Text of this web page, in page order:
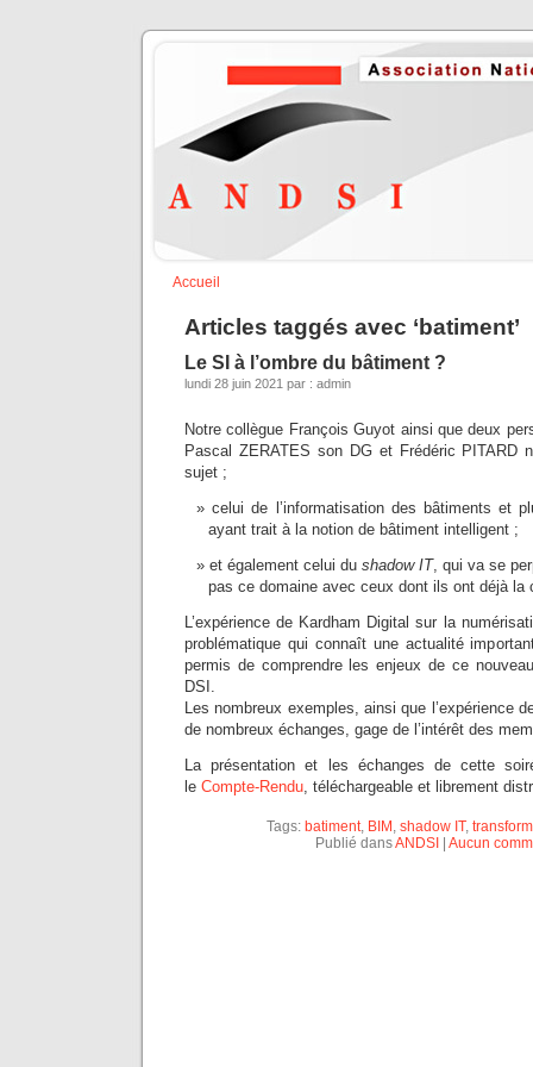
Accueil
Articles taggés avec ‘batiment’
Le SI à l’ombre du bâtiment ?
lundi 28 juin 2021 par : admin
Notre collègue François Guyot ainsi que deux
Pascal ZERATES son DG et Frédéric PITARD
sujet ;
celui de l’informatisation des bâtiments et
ayant trait à la notion de bâtiment intelligent ;
et également celui du shadow IT, qui va se
pas ce domaine avec ceux dont ils ont déjà la
L’expérience de Kardham Digital sur la
problématique qui connaît une actualité
permis de comprendre les enjeux de ce
DSI.
Les nombreux exemples, ainsi que l’expérience
de nombreux échanges, gage de l’intérêt des
La présentation et les échanges de cette
le Compte-Rendu, téléchargeable et librement
Tags: batiment, BIM , shadow IT,
Publié dansANDSI Aucun